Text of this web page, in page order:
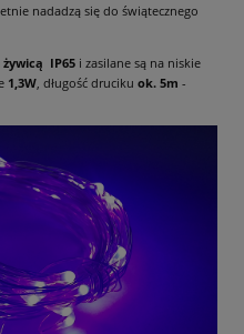
nadadzą się do świątecznego
żywicą IP65 i zasilane są na niskie
1,3W , długość druciku ok. 5m -